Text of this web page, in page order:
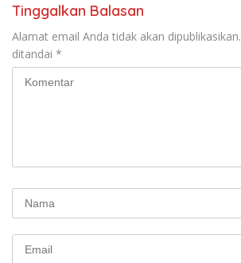
Tinggalkan Balasan
Alamat email Anda tidak akan dipublikasikan.
ditandai *